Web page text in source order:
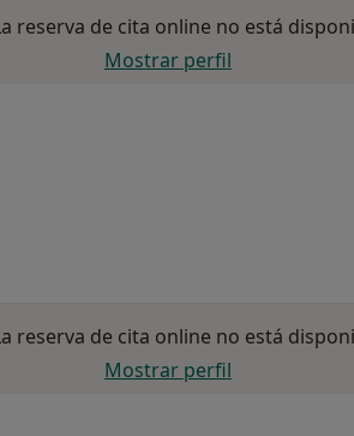
reserva de cita online no está
Mostrar perfil
reserva de cita online no está
Mostrar perfil